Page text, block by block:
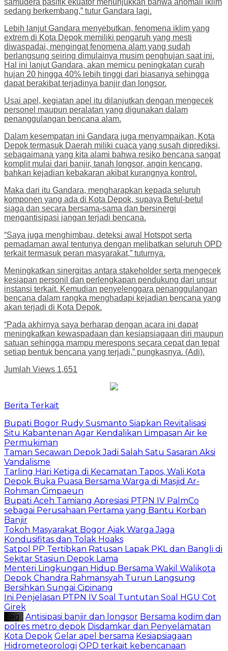
sedang berkembang,” tutur Gandara lagi.
Lebih lanjut Gandara menyebutkan, fenomena iklim yang
extrem di Kota Depok memiliki pengaruh yang mesti
diwaspadai, mengingat fenomena alam yang sudah
berlangsung seiring dimulainya musim penghujan saat ini.
Hal ini lanjut Gandara, akan memicu peningkatan curah
hujan 20 hingga 40% lebih tinggi dari biasanya sehingga
dapat berakibat terjadinya banjir dan longsor.
Usai apel, kegiatan apel itu dilanjutkan dengan mengecek
personel maupun peralatan yang digunakan dalam
penanggulangan bencana alam.
Dalam kesempatan ini Gandara juga menyampaikan, Kota
Depok termasuk Daerah miliki cuaca yang susah diprediksi,
sebagaimana yang kita alami bahwa resiko bencana sangat
komplit mulai dari banjir, tanah longsor, angin kencang,
bahkan kejadian kebakaran akibat kurangnya kontrol.
Maka dari itu Gandara, mengharapkan kepada seluruh
komponen yang ada di Kota Depok, supaya Betul-betul
siaga dan secara bersama-sama dan bersinergi
mengantisipasi jangan terjadi bencana.
“Saya juga menghimbau, deteksi awal Hotspot serta
pemadaman awal tentunya dengan melibatkan seluruh OPD
terkait termasuk peran masyarakat,” tuturnya.
Meningkatkan sinergitas antara stakeholder serta mengecek
kesiapan personil dan perlengkapan pendukung dari unsur
instansi terkait. Kemudian penyelenggara penanggulangan
bencana dalam rangka menghadapi kejadian bencana yang
akan terjadi di Kota Depok.
“Pada akhirnya saya berharap dengan acara ini dapat
meningkatkan kewaspadaan dan kesiapsiagaan diri maupun
satuan sehingga mampu merespons secara cepat dan tepat
setiap bentuk bencana yang terjadi,” pungkasnya. (Adi).
Jumlah Views 1,651
Berita Terkait
Bupati Bogor Rudy Susmanto Siapkan Revitalisasi
Situ Kabantenan Agar Kendalikan Limpasan Air ke
Permukiman
Taman Secawan Depok Jadi Salah Satu Sasaran Aksi
Vandalisme
Tarling Hari Ketiga di Kecamatan Tapos, Wali Kota
Depok Buka Puasa Bersama Warga di Masjid Ar-
Rohman Cimpaeun
Bupati Aceh Tamiang Apresiasi PTPN IV PalmCo
sebagai Perusahaan Pertama yang Bantu Korban
Banjir
Tokoh Masyarakat Bogor Ajak Warga Jaga
Kondusifitas dan Tolak Hoaks
Satpol PP Tertibkan Ratusan Lapak PKL dan Bangli di
Sekitar Stasiun Depok Lama
Menteri Lingkungan Hidup Bersama Wakil Walikota
Depok Chandra Rahmansyah Turun Langsung
Bersihkan Sungai Cipinang
Ini Penjelasan PTPN IV Soal Tuntutan Soal HGU Cot
Girek
Tag : Antisipasi banjir dan longsor Bersama kodim dan
polres metro depok Disdamkar dan Penyelamatan
Kota Depok Gelar apel bersama Kesiapsiagaan
Hidrometeorologi OPD terkait kebencanaan